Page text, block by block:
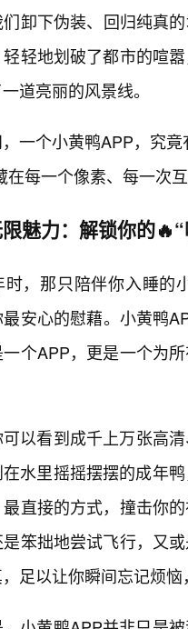
卸下伪装、回归纯真
轻地划破了都市的喧
道亮丽的风景线。
一个小黄鸭APP，究
在每一个像素、每一次
魅力：解锁你的
，那只陪伴你入睡的
安心的慰藉。小黄鸭
个APP，更是一个为
以看到成千上万张高
水里摇摇摆摆的成年
直接的方式，撞击你
笨拙地尝试飞行，又
足以让你瞬间忘记烦恼